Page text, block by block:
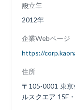
設立年
2012年
企業Webページ
https://
住所
〒105-0001 東
ルスクエア 15F